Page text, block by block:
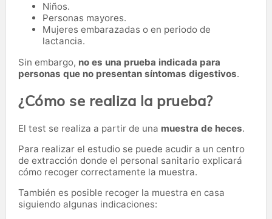
Niños.
Personas mayores.
Mujeres embarazadas o en periodo de
lactancia.
Sin embargo, no es una prueba indicada para
personas que no presentan síntomas digestivos.
¿Cómo se realiza la prueba?
El test se realiza a partir de una muestra de heces.
Para realizar el estudio se puede acudir a un centro
de extracción donde el personal sanitario explicará
cómo recoger correctamente la muestra.
También es posible recoger la muestra en casa
siguiendo algunas indicaciones: